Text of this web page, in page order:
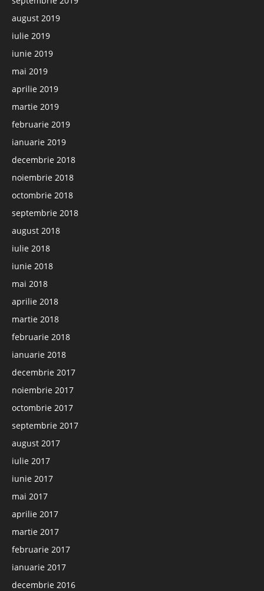
august 2019
iulie 2019
iunie 2019
mai 2019
aprilie 2019
martie 2019
februarie 2019
ianuarie 2019
decembrie 2018
noiembrie 2018
octombrie 2018
septembrie 2018
august 2018
iulie 2018
iunie 2018
mai 2018
aprilie 2018
martie 2018
februarie 2018
ianuarie 2018
decembrie 2017
noiembrie 2017
octombrie 2017
septembrie 2017
august 2017
iulie 2017
iunie 2017
mai 2017
aprilie 2017
martie 2017
februarie 2017
ianuarie 2017
decembrie 2016